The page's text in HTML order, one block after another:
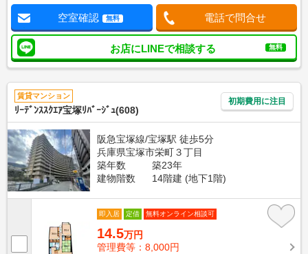
空室確認 無料 電話で問合せ
お店にLINEで相談する 無料
賃貸マンション
ﾘｰﾃﾞﾝｽｽｸｴｱ宝塚ﾘﾊﾞｰｼﾞｭ(608)
初期費用に注目
阪急宝塚線/宝塚駅 徒歩5分
兵庫県宝塚市栄町３丁目
築年数
築23年
建物階数
14階建 (地下1階)
即入居 定借 無料オンライン相談可
14.5万円
管理費等：8,000円